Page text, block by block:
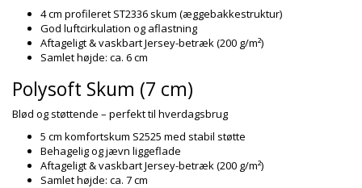
4 cm profileret ST2336 skum (æggebakkestruktur)
God luftcirkulation og aflastning
Aftageligt & vaskbart Jersey-betræk (200 g/m²)
Samlet højde: ca. 6 cm
Polysoft Skum (7 cm)
Blød og støttende – perfekt til hverdagsbrug
5 cm komfortskum S2525 med stabil støtte
Behagelig og jævn liggeflade
Aftageligt & vaskbart Jersey-betræk (200 g/m²)
Samlet højde: ca. 7 cm